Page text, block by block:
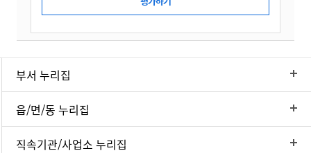
부서 누리집
읍/면/동 누리집
직속기관/사업소 누리집